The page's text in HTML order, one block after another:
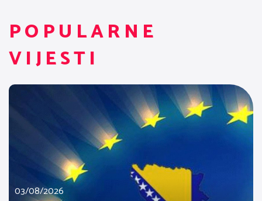
POPULARNE
VIJESTI
03/08/2026